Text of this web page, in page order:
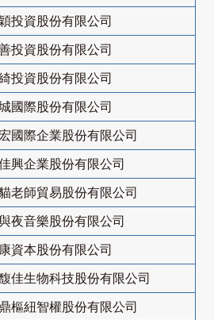
投資股份有限公司
投資股份有限公司
投資股份有限公司
城國際股份有限公司
國際企業股份有限公司
興企業股份有限公司
老師貿易股份有限公司
夜音樂股份有限公司
資本股份有限公司
佳生物科技股份有限公司
樞紐智權股份有限公司